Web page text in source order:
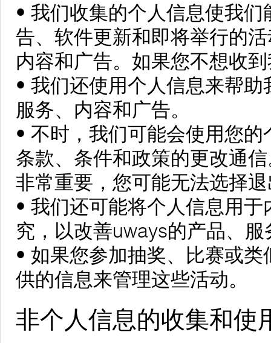
• 我们收集的个人信息使我
告、软件更新和即将举行的
内容和广告。如果您不想收
• 我们还使用个人信息来帮
服务、内容和广告。
• 不时，我们可能会使用您
条款、条件和政策的更改通
非常重要，您可能无法选择
• 我们还可能将个人信息用
究，以改善uways的产品、
• 如果您参加抽奖、比赛或
供的信息来管理这些活动。
非个人信息的收集和使